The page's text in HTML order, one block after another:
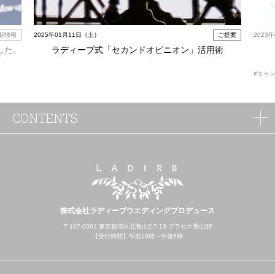
情報
。
2025年01月11日（土） ご提案
ラディーブ式「セカンドオピニオン」活用術
2023
#キャ
株式会社ラディーブウエディングプロデュース
〒107-0061 東京都港区北青山2-7-13 プラセオ青山3F
【受付時間】午前10時～午後6時
CONTENTS